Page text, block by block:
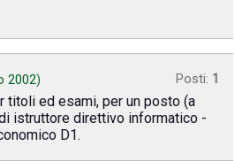
2002) Posti: 1
titoli ed esami, per un posto (a
istruttore direttivo informatico -
D1.